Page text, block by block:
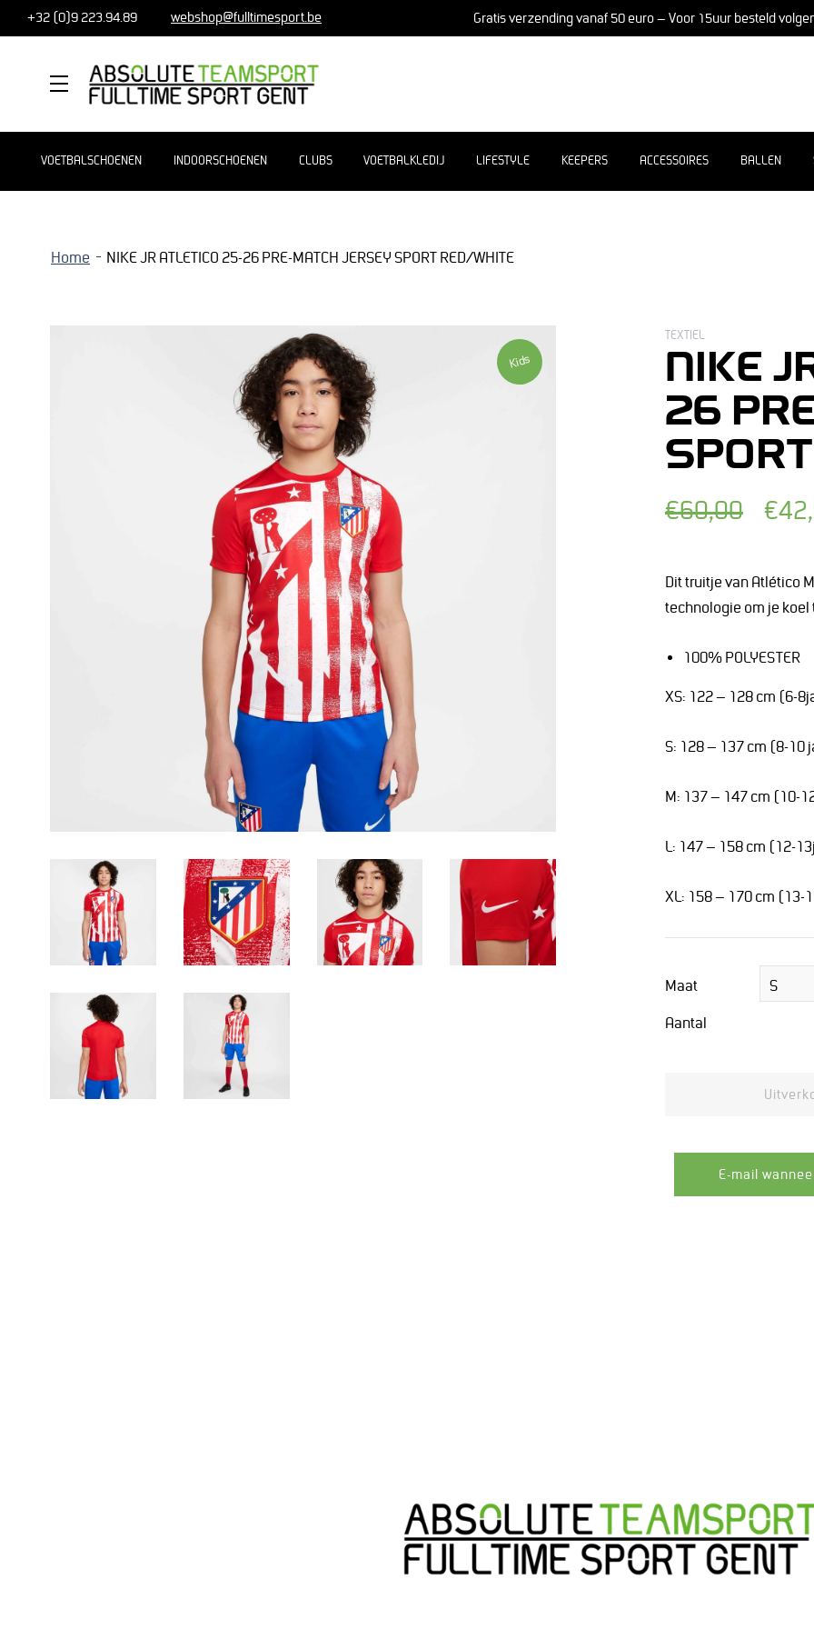
+32 (0)9 223.94.89 webshop@fulltimesport.be Gratis verzending vanaf 50 euro – Voor 15uur besteld
MENU
VOETBALSCHOENEN INDOORSCHOENEN CLUBS VOETBALKLEDIJ LIFESTYLE KEEPERS ACCESSOIRES BALLEN
Home NIKE JR ATLETICO 25-26 PRE-MATCH JERSEY SPORT RED/WHITE
Kids
TEXTIEL
NIKE
26
Normale
Afgeprijsde
€60,00
Dit truitje van Atlético
technologie om je
100% POLYESTER
XS: 122 – 128 cm (6-
S: 128 – 137 cm (8-10
M: 137 – 147 cm (10-
L: 147 – 158 cm (12-
XL: 158 – 170 cm (13-
Maat
Aantal
E-mail